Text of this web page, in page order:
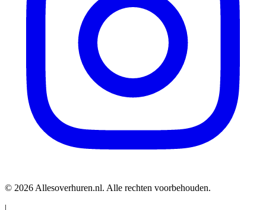
© 2026 Allesoverhuren.nl. Alle rechten voorbehouden.
|